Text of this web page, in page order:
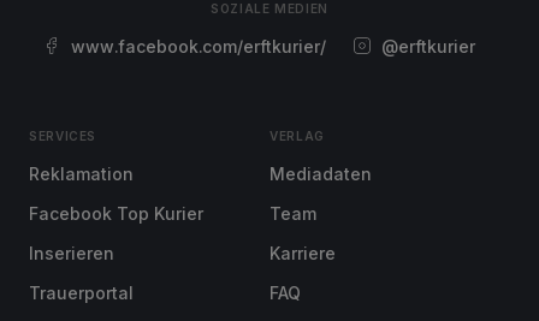
SOZIALE MEDIEN
www.facebook.com/erftkurier/ @erftkurier
SERVICES
Reklamation
Facebook Top Kurier
Inserieren
Trauerportal
VERLAG
Mediadaten
Team
Karriere
FAQ